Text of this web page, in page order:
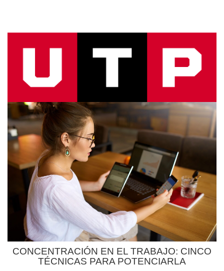
CONCENTRACIÓN EN EL TRABAJO: CINCO
TÉCNICAS PARA POTENCIARLA